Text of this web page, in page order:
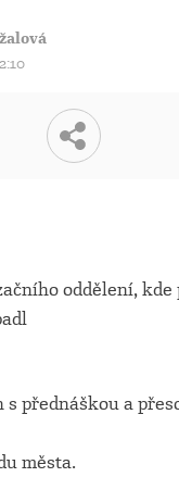
oddělení,
s přednáškou a
města.